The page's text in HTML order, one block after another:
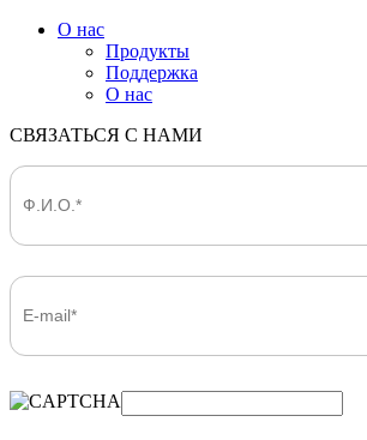
О нас
Продукты
Поддержка
О нас
СВЯЗАТЬСЯ С НАМИ